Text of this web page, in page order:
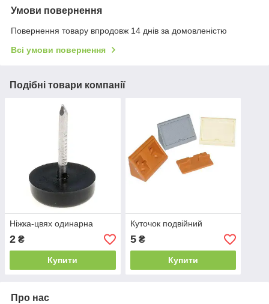
Умови повернення
Повернення товару впродовж 14 днів за домовленістю
Всі умови повернення
Подібні товари компанії
Ніжка-цвях одинарна
2 ₴
Купити
Куточок подвійний
5₴
Купити
Про нас